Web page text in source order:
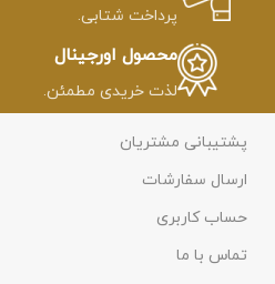
پرداخت شتابی.
محصول اورجینال
لذت خریدی مطمئن.
پشتیبانی مشتریان
ارسال سفارشات
حساب کاربری
تماس با ما